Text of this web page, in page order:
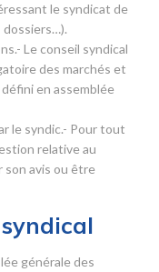
le syndicat de
Le conseil syndical
des marchés et
en assemblée
le syndic.- Pour tout
relative au
son avis ou être
générale des